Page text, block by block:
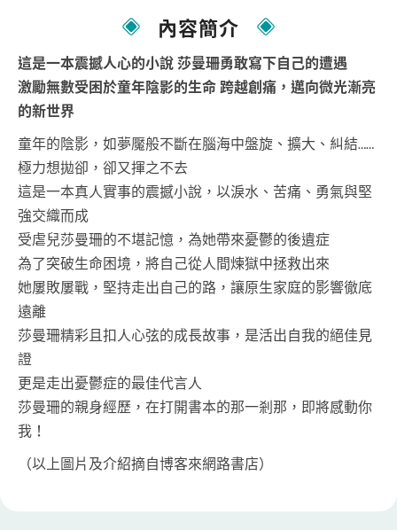
內容簡介
這是一本震撼人心的小說 莎曼珊勇敢寫下自己的遭遇
激勵無數受困於童年陰影的生命 跨越創痛，邁向微光漸亮
的新世界
童年的陰影，如夢魘般不斷在腦海中盤旋、擴大、糾結……
極力想拋卻，卻又揮之不去
這是一本真人實事的震撼小說，以淚水、苦痛、勇氣與堅
強交織而成
受虐兒莎曼珊的不堪記憶，為她帶來憂鬱的後遺症
為了突破生命困境，將自己從人間煉獄中拯救出來
她屢敗屢戰，堅持走出自己的路，讓原生家庭的影響徹底
遠離
莎曼珊精彩且扣人心弦的成長故事，是活出自我的絕佳見
證
更是走出憂鬱症的最佳代言人
莎曼珊的親身經歷，在打開書本的那一剎那，即將感動你
我！
（以上圖片及介紹摘自博客來網路書店）